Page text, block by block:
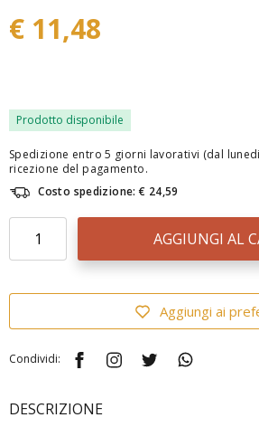
€ 11,48
Prodotto disponibile
Spedizione entro 5 giorni lavorativi (dal
ricezione del pagamento.
Costo spedizione: € 24,59
AGGIUNGI AL
Aggiungi ai
Condividi:
DESCRIZIONE